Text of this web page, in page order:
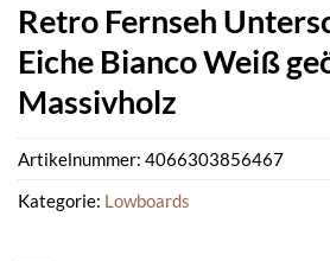
Retro Fernseh
Eiche Bianco Weiß
Massivholz
Artikelnummer: 4066303856467
Kategorie: Lowboards